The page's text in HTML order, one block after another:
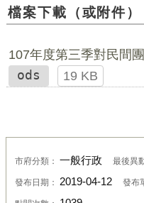
檔案下載（或附件）
107年度第三季對民間
ods
19 KB
市府分類： 一般行政 最後異
發布日期： 2019-04-12 發布